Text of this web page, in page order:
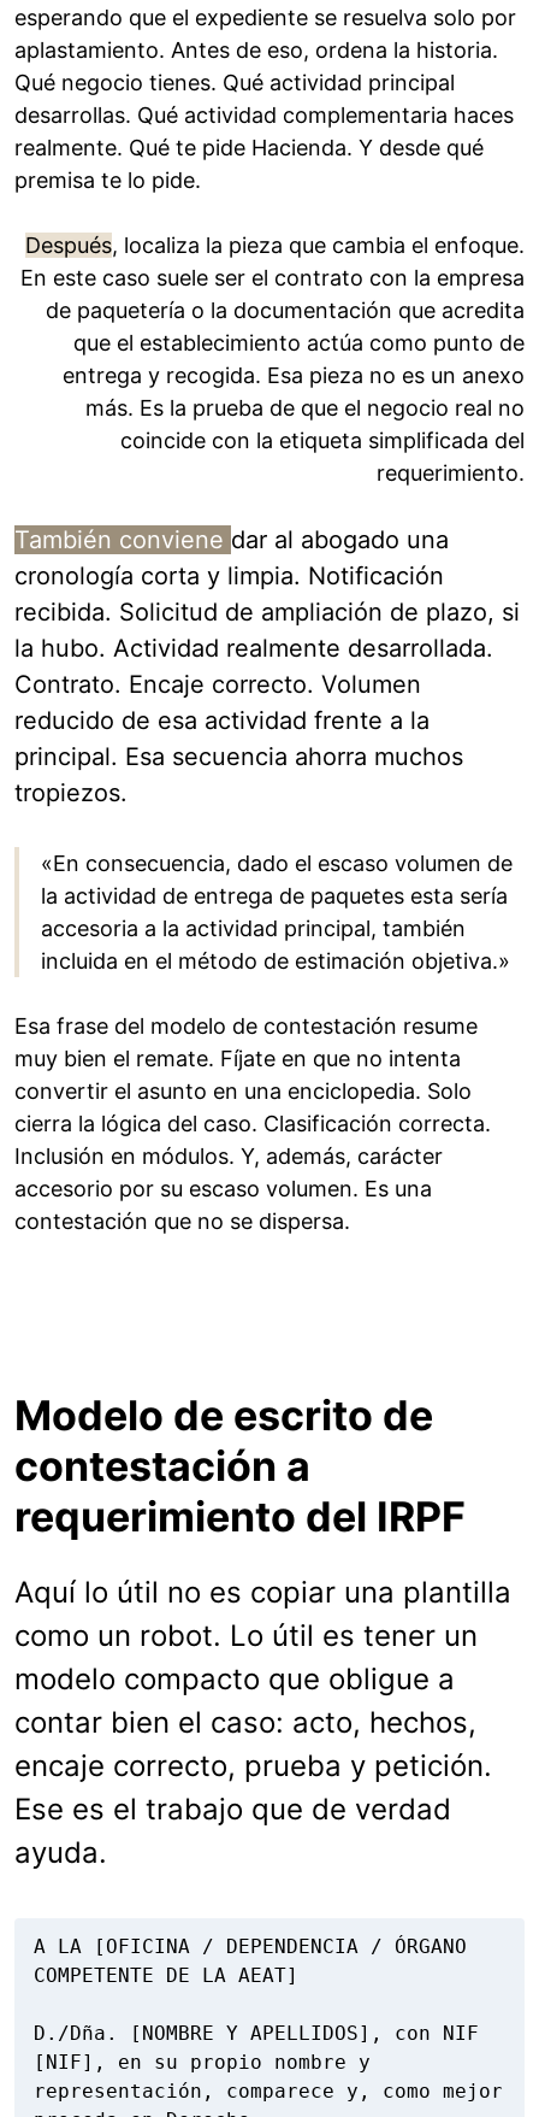
esperando que el expediente se resuelva solo por
aplastamiento. Antes de eso, ordena la historia.
Qué negocio tienes. Qué actividad principal
desarrollas. Qué actividad complementaria haces
realmente. Qué te pide Hacienda. Y desde qué
premisa te lo pide.
Después, localiza la pieza que cambia el enfoque.
En este caso suele ser el contrato con la empresa
de paquetería o la documentación que acredita
que el establecimiento actúa como punto de
entrega y recogida. Esa pieza no es un anexo
más. Es la prueba de que el negocio real no
coincide con la etiqueta simplificada del
requerimiento.
También conviene dar al abogado una
cronología corta y limpia. Notificación
recibida. Solicitud de ampliación de plazo, si
la hubo. Actividad realmente desarrollada.
Contrato. Encaje correcto. Volumen
reducido de esa actividad frente a la
principal. Esa secuencia ahorra muchos
tropiezos.
«En consecuencia, dado el escaso volumen de
la actividad de entrega de paquetes esta sería
accesoria a la actividad principal, también
incluida en el método de estimación objetiva.»
Esa frase del modelo de contestación resume
muy bien el remate. Fíjate en que no intenta
convertir el asunto en una enciclopedia. Solo
cierra la lógica del caso. Clasificación correcta.
Inclusión en módulos. Y, además, carácter
accesorio por su escaso volumen. Es una
contestación que no se dispersa.
Modelo de escrito de
contestación a
requerimiento del IRPF
Aquí lo útil no es copiar una plantilla
como un robot. Lo útil es tener un
modelo compacto que obligue a
contar bien el caso: acto, hechos,
encaje correcto, prueba y petición.
Ese es el trabajo que de verdad
ayuda.
A LA [OFICINA / DEPENDENCIA / ÓRGANO
COMPETENTE DE LA AEAT]
D./Dña. [NOMBRE Y APELLIDOS], con NIF
[NIF], en su propio nombre y
representación, comparece y, como mejor